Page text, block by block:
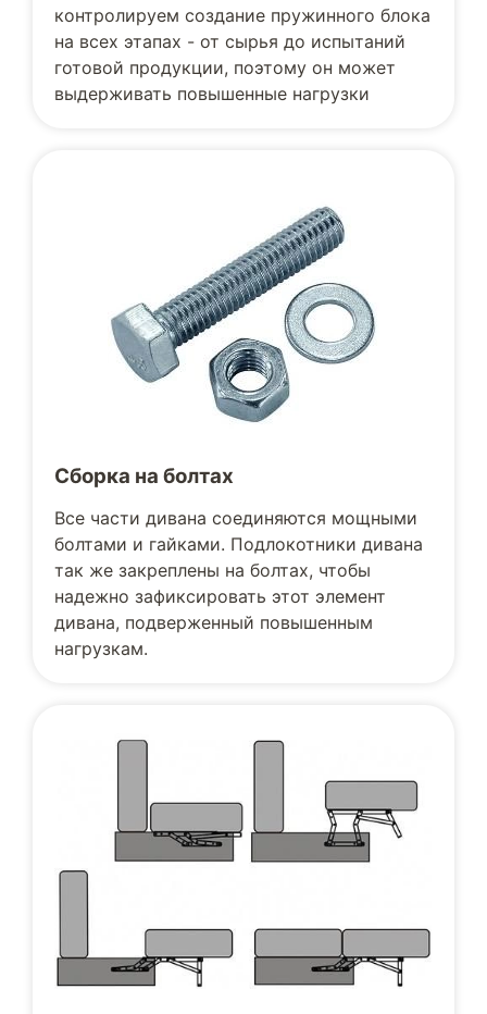
контролируем создание пружинного блока
на всех этапах - от сырья до испытаний
готовой продукции, поэтому он может
выдерживать повышенные нагрузки
Сборка на болтах
Все части дивана соединяются мощными
болтами и гайками. Подлокотники дивана
так же закреплены на болтах, чтобы
надежно зафиксировать этот элемент
дивана, подверженный повышенным
нагрузкам.